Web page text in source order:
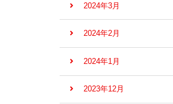
2024年3月
2024年2月
2024年1月
2023年12月